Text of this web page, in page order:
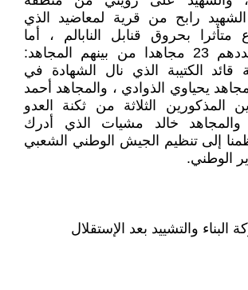
رابح من قرية لمعاضيد الذي
متأثرا بحروق قنابل النابالم ، أما
الجرحى فكان عددهم 23 مجاهدا من بينهم المجاهد:
الكتيبة الذي نال الشهادة في
يحياوي الذوادي ، والمجاهد أحمد
المذكورين الثلاثة من ثكنة العدو
خالد مشيات الذي أدرك
إلى تنظيم الجيش الوطني الشعبي
الوطني.
والتشييد بعد الإستقلال